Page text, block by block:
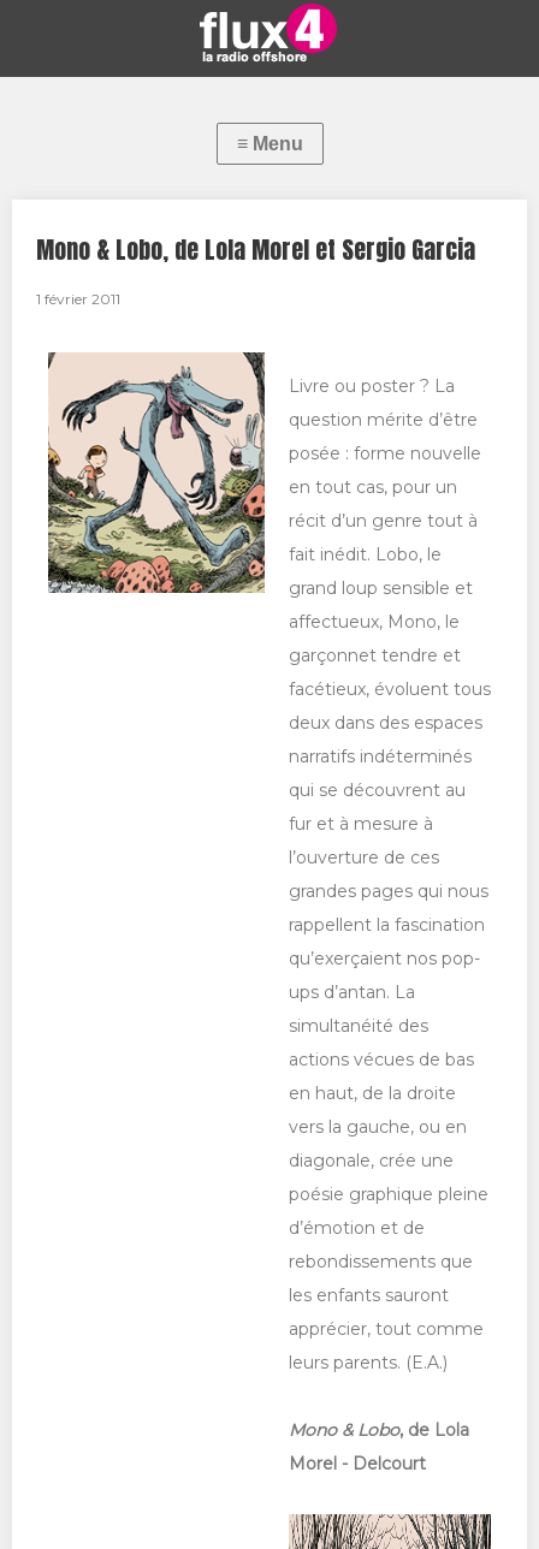
Mono & Lobo, de Lola Morel et Sergio Garcia
1 février 2011
Livre ou poster ? La
question mérite d’être
posée : forme nouvelle
en tout cas, pour un
récit d’un genre tout à
fait inédit. Lobo, le
grand loup sensible et
affectueux, Mono, le
garçonnet tendre et
facétieux, évoluent tous
deux dans des espaces
narratifs indéterminés
qui se découvrent au
fur et à mesure à
l’ouverture de ces
grandes pages qui nous
rappellent la fascination
qu’exerçaient nos pop-
ups d’antan. La
simultanéité des
actions vécues de bas
en haut, de la droite
vers la gauche, ou en
diagonale, crée une
poésie graphique pleine
d’émotion et de
rebondissements que
les enfants sauront
apprécier, tout comme
leurs parents. (E.A.)
Mono & Lobo, de Lola
Morel - Delcourt